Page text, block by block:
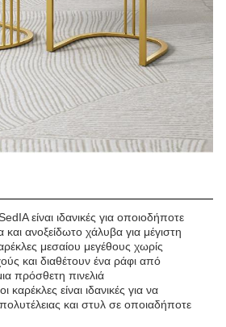
είναι ιδανικές για οποιοδήποτε
ανοξείδωτο χάλυβα για μέγιστη
μεσαίου μεγέθους χωρίς
και διαθέτουν ένα ράφι από
πρόσθετη πινελιά
είναι ιδανικές για να
και στυλ σε οποιαδήποτε